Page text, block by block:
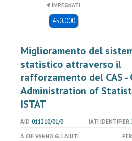
€ IMPEGNATI
450.000
Miglioramento del
statistico attraverso il
rafforzamento del CAS -
Administration of
ISTAT
AID 011210/01/0 IATI IDENTIFIER
A CHI VANNO GLI AIUTI